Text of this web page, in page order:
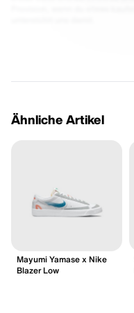
Ähnliche Artikel
Mayumi Yamase x Nike
Blazer Low